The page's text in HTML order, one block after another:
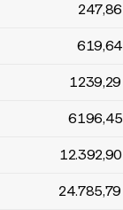
247,86
619,64
1239,29
6196,45
12.392,90
24.785,79